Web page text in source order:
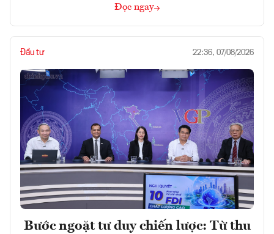
Đọc ngay
Đầu tư 22:36, 07/08/2026
Bước ngoặt tư duy chiến lược: Từ thu